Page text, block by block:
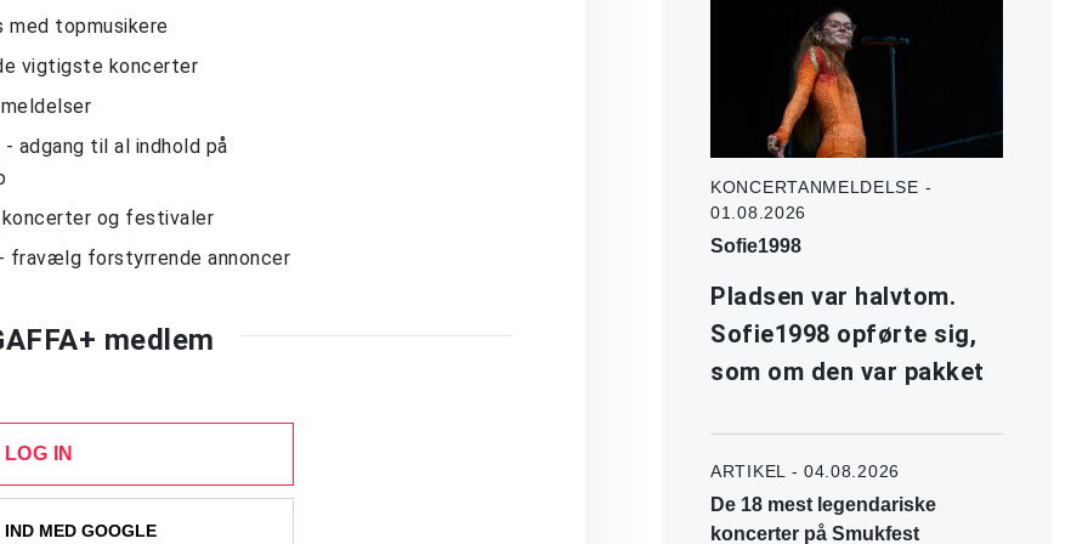
med topmusikere
vigtigste koncerter
adgang til al indhold på
og festivaler
fravælg forstyrrende annoncer
medlem
LOG IN
MED GOOGLE
KONCERTANMELDELSE -
01.08.2026
Sofie1998
Pladsen var halvtom.
Sofie1998 opførte sig,
som om den var pakket
ARTIKEL - 04.08.2026
De 18 mest legendariske
koncerter på Smukfest